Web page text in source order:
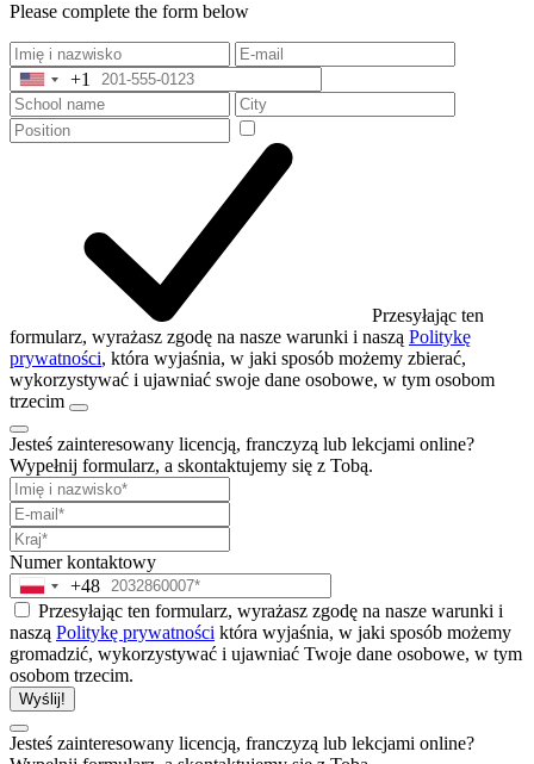
Please complete the form below
United
States
+1
+1
Przesyłając ten
formularz, wyrażasz zgodę na nasze warunki i naszą Politykę
prywatności, która wyjaśnia, w jaki sposób możemy zbierać,
wykorzystywać i ujawniać swoje dane osobowe, w tym osobom
trzecim
Jesteś zainteresowany licencją, franczyzą lub lekcjami online?
Wypełnij formularz, a skontaktujemy się z Tobą.
Numer kontaktowy
Poland
+48
+48
Przesyłając ten formularz, wyrażasz zgodę na nasze warunki i
naszą Politykę prywatności która wyjaśnia, w jaki sposób możemy
gromadzić, wykorzystywać i ujawniać Twoje dane osobowe, w tym
osobom trzecim.
Wyślij!
Jesteś zainteresowany licencją, franczyzą lub lekcjami online?